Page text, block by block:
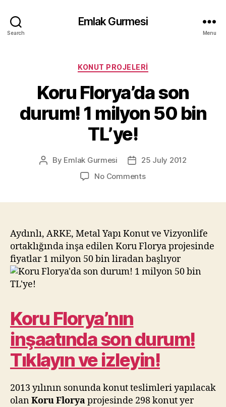
Search
Emlak Gurmesi
Menu
Categories
KONUT PROJELERI
Koru Florya’da son
durum! 1 milyon 50 bin
TL’ye!
Post
By Emlak Gurmesi
Post25 July 2012
No Commentson
1
milyon
50
bin
TL’ye!
Aydınlı, ARKE, Metal Yapı Konut ve Vizyonlife
ortaklığında inşa edilen Koru Florya projesinde
fiyatlar 1 milyon 50 bin liradan başlıyor
Koru Florya’nın
inşaatında son durum!
Tıklayın ve izleyin!
2013 yılının sonunda konut teslimleri yapılacak
olanKoru Floryaprojesinde 298 konut yer